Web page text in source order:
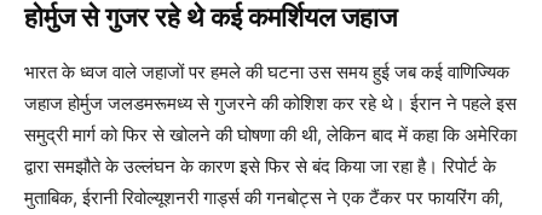
होर्मुज से गुजर रहे थे कई कमर्शियल जहाज
भारत के ध्वज वाले जहाजों पर हमले की घटना उस समय हुई जब कई वाणिज्यिक
जहाज होर्मुज जलडमरूमध्य से गुजरने की कोशिश कर रहे थे। ईरान ने पहले इस
समुद्री मार्ग को फिर से खोलने की घोषणा की थी, लेकिन बाद में कहा कि अमेरिका
द्वारा समझौते के उल्लंघन के कारण इसे फिर से बंद किया जा रहा है। रिपोर्ट के
मुताबिक, ईरानी रिवोल्यूशनरी गार्ड्स की गनबोट्स ने एक टैंकर पर फायरिंग की,